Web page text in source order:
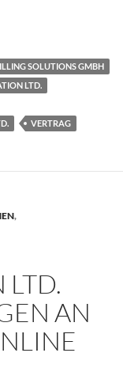
in Umlauf
SOLUTIONS GMBH
LTD.
VERTRAG
,
AN